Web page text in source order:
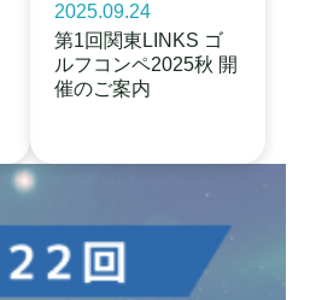
2025.09.24
第1回関東LINKS ゴ
ルフコンペ2025秋 開
催のご案内